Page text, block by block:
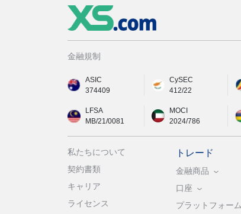
金融規制
ASIC
374409
CySEC
412/22
LFSA
MB/21/0081
MOCI
2024/786
私たちについて
契約書類
キャリア
ライセンス
トレード
金融商品
口座
プラットフォーム